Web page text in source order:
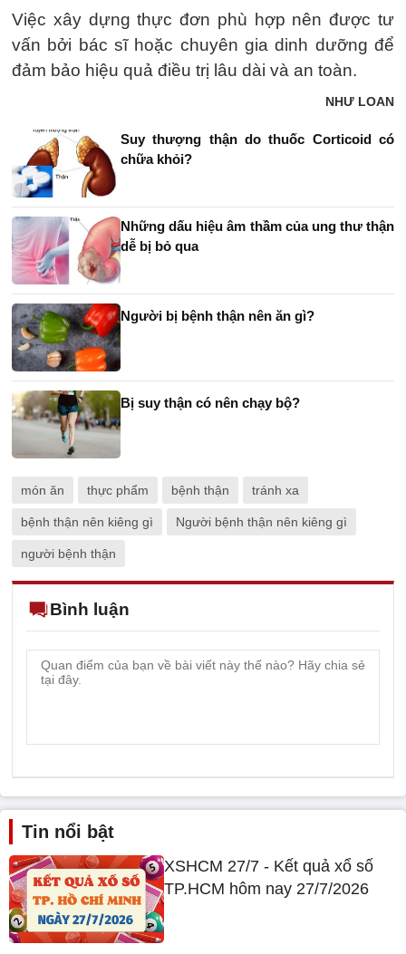
Việc xây dựng thực đơn phù hợp nên được tư
vấn bởi bác sĩ hoặc chuyên gia dinh dưỡng để
đảm bảo hiệu quả điều trị lâu dài và an toàn.
NHƯ LOAN
Suy thượng thận do thuốc Corticoid có
chữa khỏi?
Những dấu hiệu âm thầm của ung thư thận
dễ bị bỏ qua
Người bị bệnh thận nên ăn gì?
Bị suy thận có nên chạy bộ?
món ăn thực phẩm bệnh thận tránh xa
bệnh thận nên kiêng gì Người bệnh thận nên kiêng gì
người bệnh thận
Bình luận
Tin nổi bật
XSHCM 27/7 - Kết quả xổ số
TP.HCM hôm nay 27/7/2026